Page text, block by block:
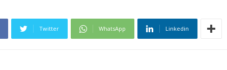
Twitter WhatsApp Linkedin